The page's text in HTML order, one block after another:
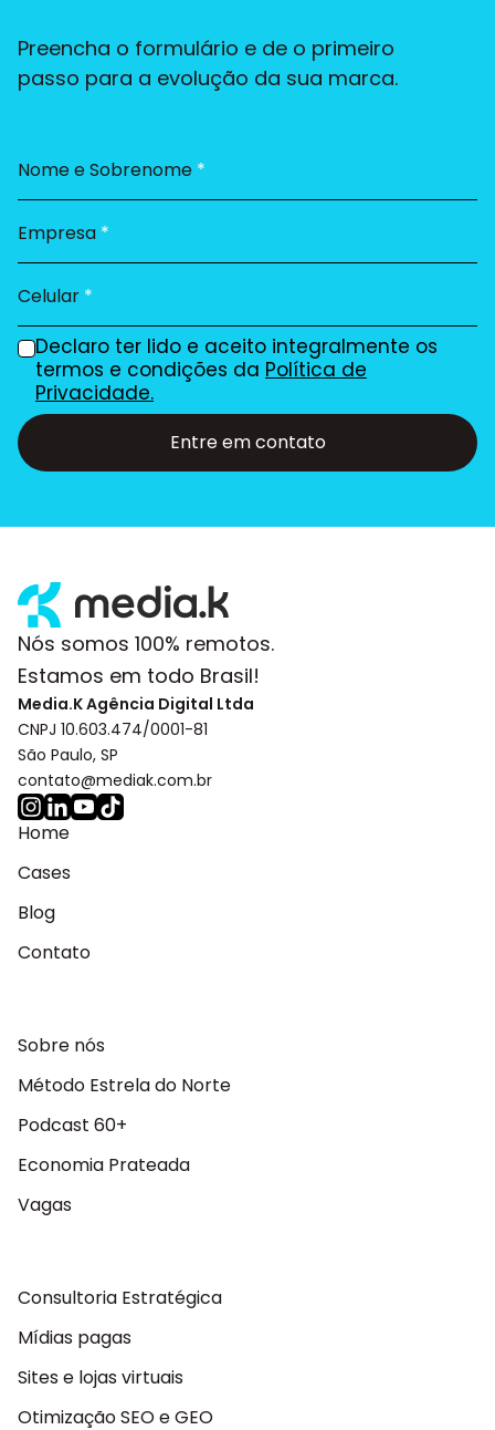
Preencha o formulário e de o primeiro
passo para a evolução da sua marca.
Nome e Sobrenome *
Empresa *
Celular *
Declaro ter lido e aceito integralmente os
termos e condições da Política de
Privacidade.
Entre em contato
Nós somos 100% remotos.
Estamos em todo Brasil!
Media.K Agência Digital Ltda
CNPJ 10.603.474/0001-81
São Paulo, SP
contato@mediak.com.br
Home
Cases
Blog
Contato
Sobre nós
Método Estrela do Norte
Podcast 60+
Economia Prateada
Vagas
Consultoria Estratégica
Mídias pagas
Sites e lojas virtuais
Otimização SEO e GEO